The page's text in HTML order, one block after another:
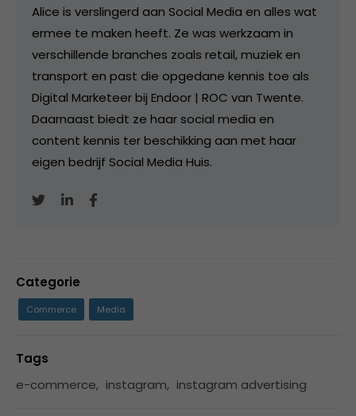
Alice is verslingerd aan Social Media en alles wat
ermee te maken heeft. Ze was werkzaam in
verschillende branches zoals retail, muziek en
transport en past die opgedane kennis toe als
Digital Marketeer bij Endoor | ROC van Twente.
Daarnaast biedt ze haar social media en
content kennis ter beschikking aan met haar
eigen bedrijf Social Media Huis.
Categorie
Commerce Media
Tags
e-commerce, instagram, instagram advertising